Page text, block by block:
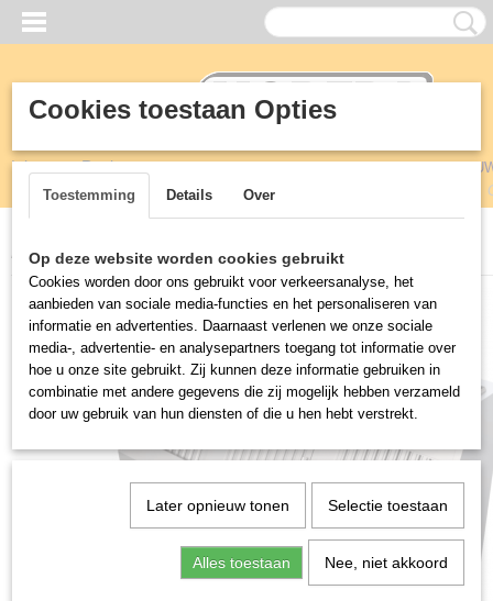
Inloggen Registreren
Home >Horeca>Afzuigkappen>Afzuigkap wandmontage 950mm
Cookies toestaan Opties
Toestemming Details Over
Op deze website worden cookies gebruikt
Cookies worden door ons gebruikt voor verkeersanalyse, het
aanbieden van sociale media-functies en het personaliseren van
informatie en advertenties. Daarnaast verlenen we onze sociale
media-, advertentie- en analysepartners toegang tot informatie over
hoe u onze site gebruikt. Zij kunnen deze informatie gebruiken in
combinatie met andere gegevens die zij mogelijk hebben verzameld
door uw gebruik van hun diensten of die u hen hebt verstrekt.
Later opnieuw tonen Selectie toestaan
Alles toestaan Nee, niet akkoord